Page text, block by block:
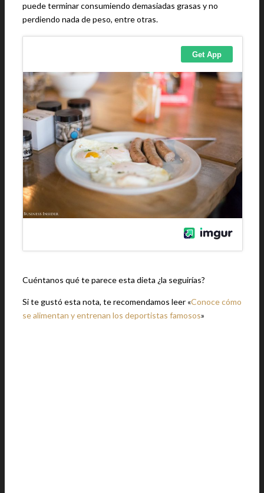
puede terminar consumiendo demasiadas grasas y no
perdiendo nada de peso, entre otras.
Cuéntanos qué te parece esta dieta ¿la seguirías?
Si te gustó esta nota, te recomendamos leer «Conoce cómo
se alimentan y entrenan los deportistas famosos»